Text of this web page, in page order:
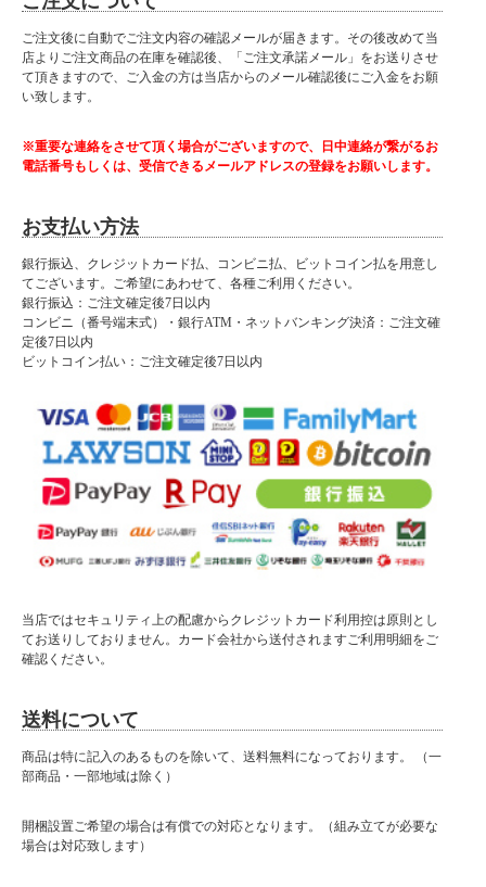
ご注文後に自動でご注文内容の確認メールが届きます。その後改めて当
店よりご注文商品の在庫を確認後、「ご注文承諾メール」をお送りさせ
て頂きますので、ご入金の方は当店からのメール確認後にご入金をお願
い致します。
※重要な連絡をさせて頂く場合がございますので、日中連絡が繋がるお
電話番号もしくは、受信できるメールアドレスの登録をお願いします。
お支払い方法
銀行振込、クレジットカード払、コンビニ払、ビットコイン払を用意し
てございます。ご希望にあわせて、各種ご利用ください。
銀行振込：ご注文確定後7日以内
コンビニ（番号端末式）・銀行ATM・ネットバンキング決済：ご注文確
定後7日以内
ビットコイン払い：ご注文確定後7日以内
当店ではセキュリティ上の配慮からクレジットカード利用控は原則とし
てお送りしておりません。カード会社から送付されますご利用明細をご
確認ください。
送料について
商品は特に記入のあるものを除いて、送料無料になっております。 （一
部商品・一部地域は除く）
開梱設置ご希望の場合は有償での対応となります。（組み立てが必要な
場合は対応致します）